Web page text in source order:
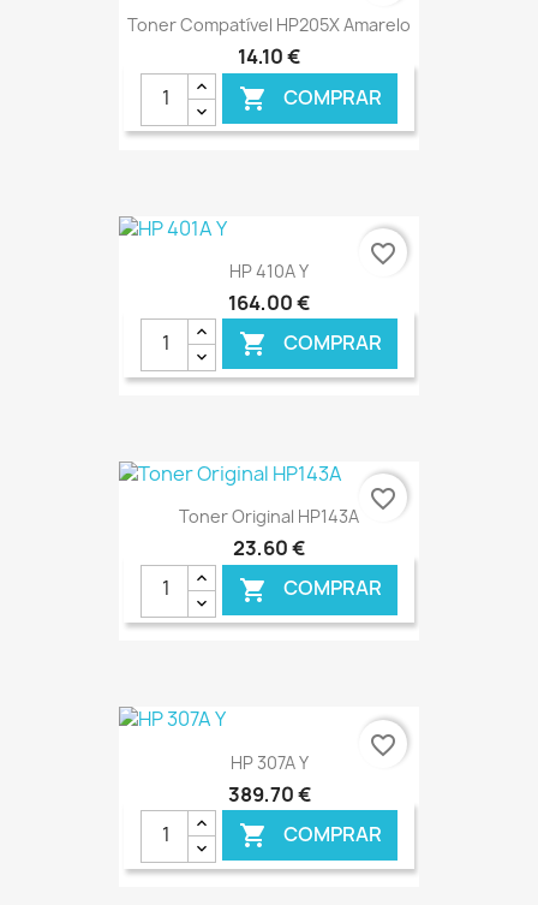
Toner Compatível HP205X Amarelo
14,10 €
 COMPRAR
HP 410A Y
164,00 €
 COMPRAR
€ ONLINE
favorite_border
Toner Original HP143A
23,60 €
 COMPRAR
€ ONLINE
favorite_border
HP 307A Y
389,70 €
 COMPRAR
favorite_border